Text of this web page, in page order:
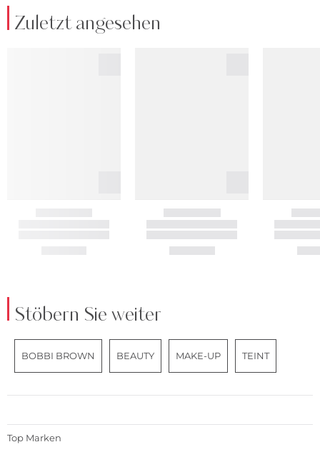
Zuletzt angesehen
Stöbern Sie weiter
BOBBI BROWN BEAUTY MAKE-UP TEINT
Top Marken